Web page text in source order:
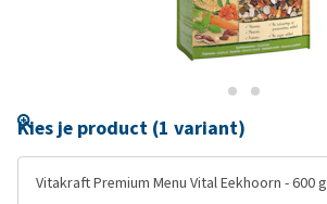
Kies je product (1 variant)
Vitakraft Premium Menu Vital Eekhoorn - 600 g